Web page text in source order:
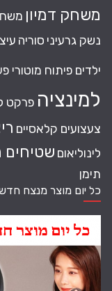
משחק דמיון
נשק גרעיני סוריה
ילדים פיתוח מוטורי
למינציה פרקט
צעצועים קלאסיים
לינוליאום שטיחים
תימן
כל יום מוצר מנצח